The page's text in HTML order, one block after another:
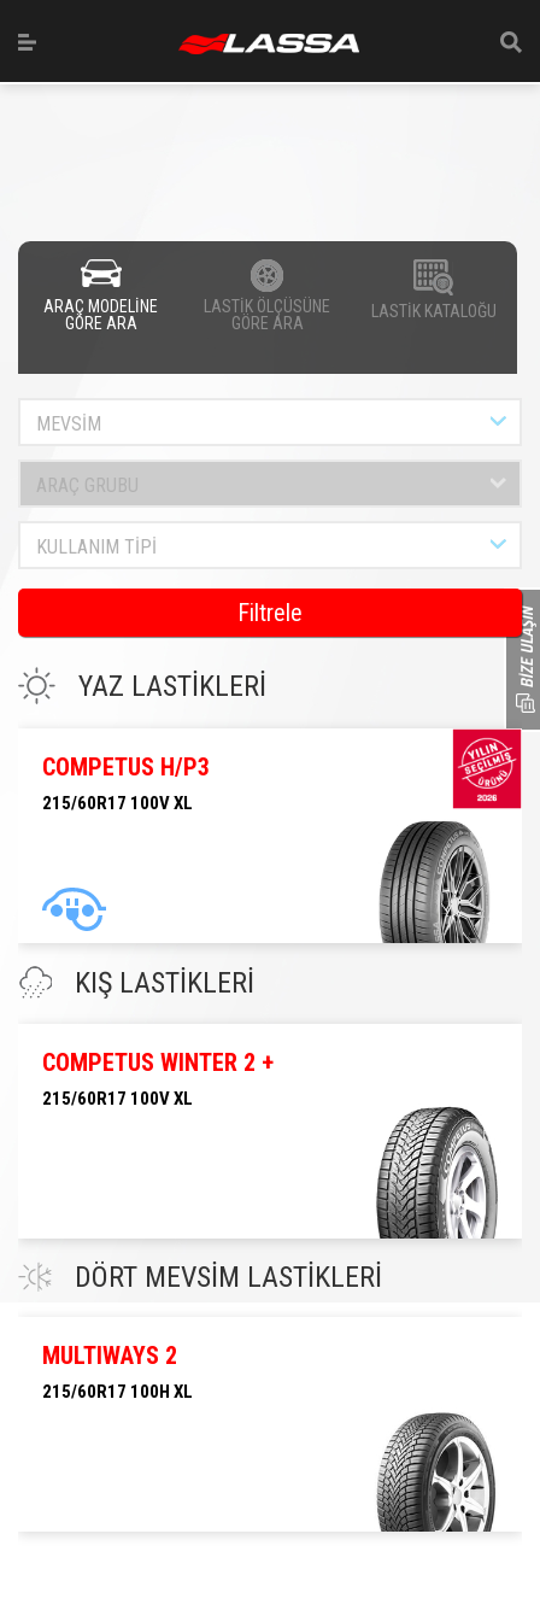
ARAÇ MODELİNE
GÖRE ARA
LASTİK ÖLÇÜSÜNE
GÖRE ARA
LASTİK KATALOĞU
MEVSİM
ARAÇ GRUBU
KULLANIM TİPİ
Filtrele
YAZ LASTİKLERİ
COMPETUS H/P3
215/60R17 100V XL
KIŞ LASTİKLERİ
COMPETUS WINTER 2 +
215/60R17 100V XL
DÖRT MEVSİM LASTİKLERİ
MULTIWAYS 2
215/60R17 100H XL